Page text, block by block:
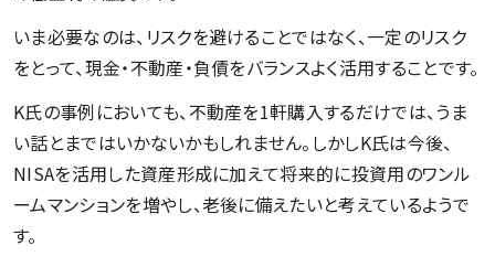
いま必要なのは、リスクを避けることではなく、一定のリスク
をとって、現金・不動産・負債をバランスよく活用することです。
K氏の事例においても、不動産を1軒購入するだけでは、うま
い話とまではいかないかもしれません。しかしK氏は今後、
NISAを活用した資産形成に加えて将来的に投資用のワンル
ームマンションを増やし、老後に備えたいと考えているようで
す。